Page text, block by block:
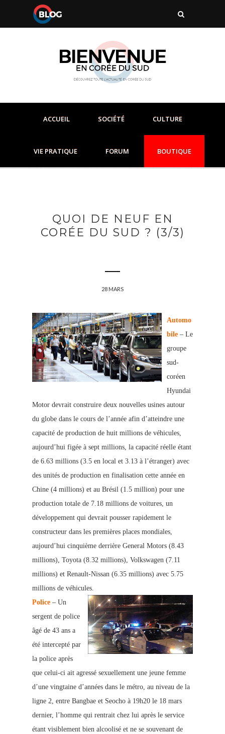
ACCUEIL SOCIÉTÉ CULTURE
VIE PRATIQUE FORUM BOUTIQUE
QUOI DE NEUF EN
CORÉE DU SUD ? (3/3)
28 MARS
Automo
bile – Le
groupe
sud-
coréen
Hyundai
Motor devrait construire deux nouvelles usines autour
du globe dans le cours de l’année afin d’atteindre une
capacité de production de huit millions de véhicules,
aujourd’hui figée à sept millions, la capacité réelle étant
de 6.63 millions (3.5 en local et 3.13 à l’étranger) avec
des unités de production en finalisation cette année en
Chine (4 millions) et au Brésil (1.5 million) pour une
production totale de 7.18 millions de voitures, un
développement qui devrait pousser rapidement le
constructeur dans les premières places mondiales,
aujourd’hui cinquième derrière General Motors (8.43
millions), Toyota (8.32 millions), Volkswagen (7.11
millions) et Renault-Nissan (6.35 millions) avec 5.75
millions de véhicules.
Police – Un
sergent de police
âgé de 43 ans a
été intercepté par
la police après
que celui-ci ait agressé sexuellement une jeune femme
d’une vingtaine d’années dans le métro, au niveau de la
ligne 2, entre Bangbae et Seocho à 19h20 le 18 mars
dernier, l’homme qui rentrait chez lui après le service
étant visiblement bien alcoolisé et ne se souvenant de